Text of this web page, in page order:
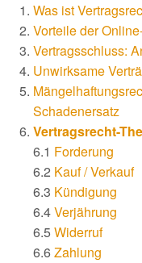
Was ist
Vorteile der
Vertragsschluss:
Unwirksame
Schadenersatz
Vertragsrecht-
6.1 Forderung
6.2 Kauf / Verkauf
6.3 Kündigung
6.4Verjährung
6.5Widerruf
6.6Zahlung